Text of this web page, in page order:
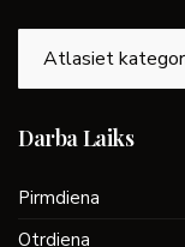
Darba Laiks
Pirmdiena
Otrdiena